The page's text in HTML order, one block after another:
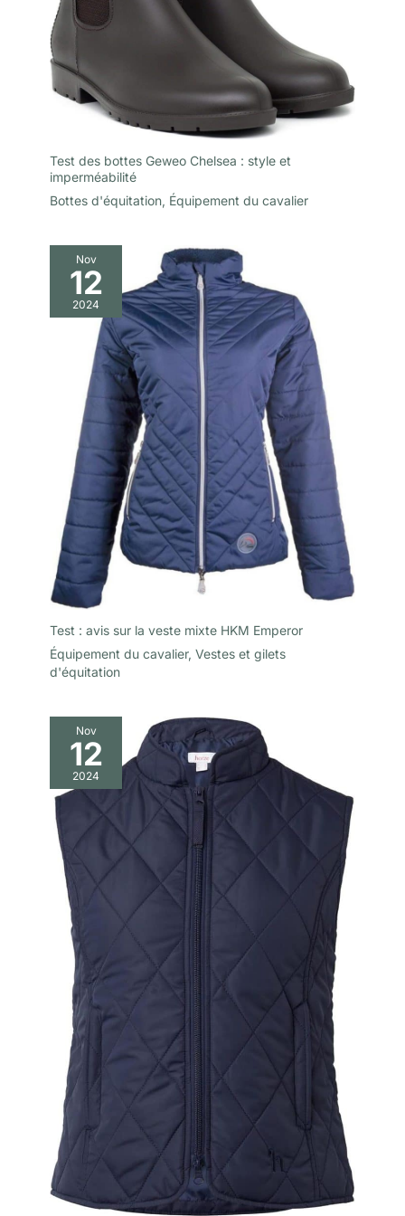
Test des bottes Geweo Chelsea : style et
imperméabilité
Bottes d'équitation, Équipement du cavalier
Nov
12
2024
Test : avis sur la veste mixte HKM Emperor
Équipement du cavalier, Vestes et gilets
d'équitation
Nov
12
2024